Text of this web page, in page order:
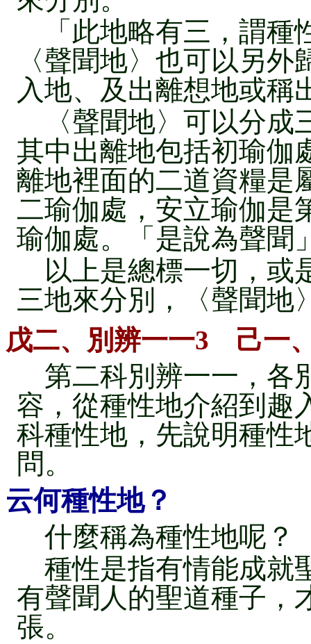
「此地略有三，謂種
〈聲聞地〉也可以另
入地、及出離想地或稱
〈聲聞地〉可以分成
其中出離地包括初瑜伽
離地裡面的二道資糧是
二瑜伽處，安立瑜伽是
瑜伽處。「是說為聲聞
以上是總標一切，或
三地來分別，〈聲聞地
戊二、別辨一一3 己一
第二科別辨一一，各
容，從種性地介紹到趣
科種性地，先說明種性
問。
云何種性地？
什麼稱為種性地呢？
種性是指有情能成就
有聲聞人的聖道種子，
張。